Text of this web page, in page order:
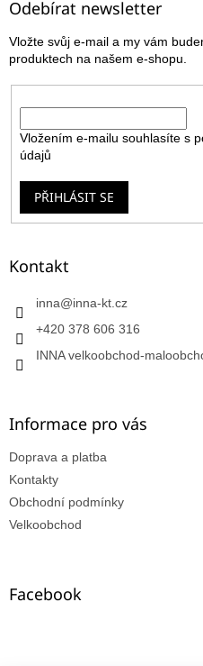
Odebírat newsletter
Vložte svůj e-mail a my vám
produktech na našem e-shopu.
Vložením e-mailu souhlasíte s
údajů
PŘIHLÁSIT SE
Kontakt
inna@inna-kt.cz
+420 378 606 316
INNA velkoobchod-
Informace pro vás
Doprava a platba
Kontakty
Obchodní podmínky
Velkoobchod
Facebook